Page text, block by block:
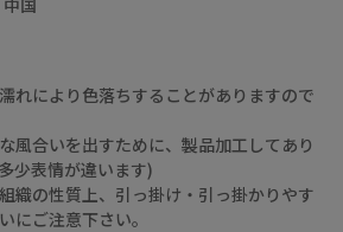
れにより色落ちすることがありますので
風合いを出すために、製品加工してあり
少表情が違います)
織の性質上、引っ掛け・引っ掛かりやす
にご注意下さい。